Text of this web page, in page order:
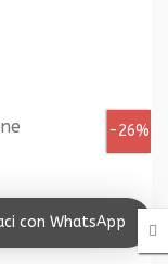
-26%
con WhatsApp